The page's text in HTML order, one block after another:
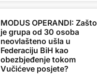
MODUS OPERANDI: Zašto
je grupa od 30 osoba
neovlašteno ušla u
Federaciju BiH kao
obezbjeđenje tokom
Vučićeve posjete?